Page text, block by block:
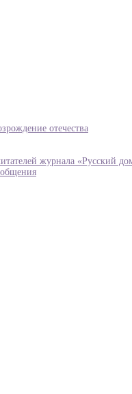
отечества
журнала «Русский